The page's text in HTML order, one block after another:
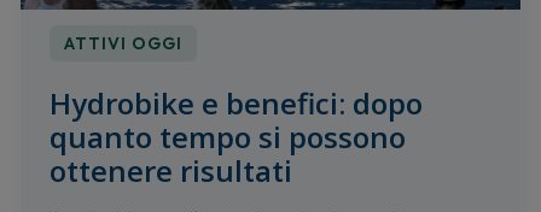
ATTIVI OGGI
Hydrobike e benefici: dopo
quanto tempo si possono
ottenere risultati